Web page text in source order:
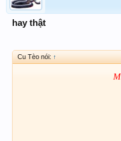
hay thật
Cu Tèo nói: ↑